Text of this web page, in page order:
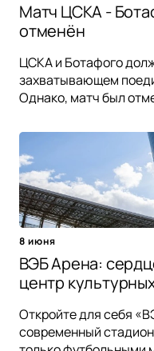
Матч ЦСКА -
отменён
ЦСКА и Ботафого
захватывающем
Однако, матч был
8 июня
ВЭБ Арена:
центр
Откройте для себя
современный